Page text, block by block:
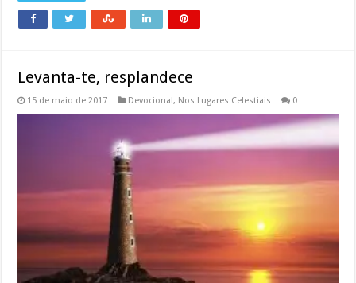
Levanta-te, resplandece
15 de maio de 2017 Devocional, Nos Lugares Celestiais 0